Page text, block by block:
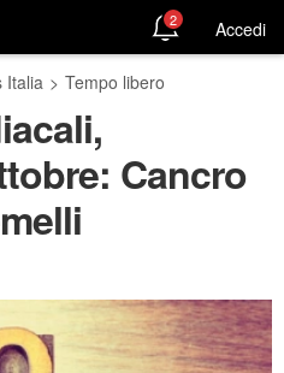
2 Accedi
Italia > Tempo libero
Cancro